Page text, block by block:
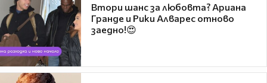
Втори шанс за любовта? Ариана
Гранде и Рики Алварес отново
заедно!😍